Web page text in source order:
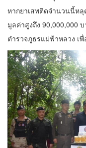
หากยาเสพติดจำนวนนี้ห
มูลค่าสูงถึง 90,000,000
ตำรวจภูธรแม่ฟ้าหลวง เ